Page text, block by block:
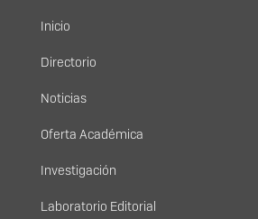
Menú principal
Inicio
Directorio
Noticias
Oferta Académica
Investigación
Laboratorio Editorial